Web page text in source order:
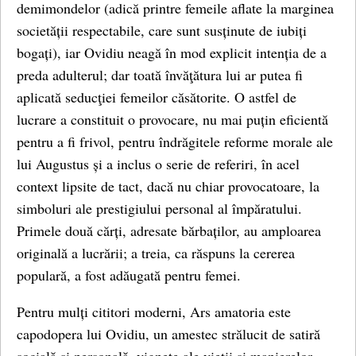
demimondelor (adică printre femeile aflate la marginea
societății respectabile, care sunt susținute de iubiți
bogați), iar Ovidiu neagă în mod explicit intenția de a
preda adulterul; dar toată învăţătura lui ar putea fi
aplicată seducţiei femeilor căsătorite. O astfel de
lucrare a constituit o provocare, nu mai puțin eficientă
pentru a fi frivol, pentru îndrăgitele reforme morale ale
lui Augustus și a inclus o serie de referiri, în acel
context lipsite de tact, dacă nu chiar provocatoare, la
simboluri ale prestigiului personal al împăratului.
Primele două cărți, adresate bărbaților, au amploarea
originală a lucrării; a treia, ca răspuns la cererea
populară, a fost adăugată pentru femei.
Pentru mulți cititori moderni, Ars amatoria este
capodopera lui Ovidiu, un amestec strălucit de satiră